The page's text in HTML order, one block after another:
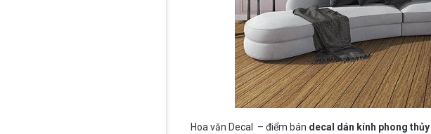
Hoa văn Decal – điểm bán decal dán kính phong thủy